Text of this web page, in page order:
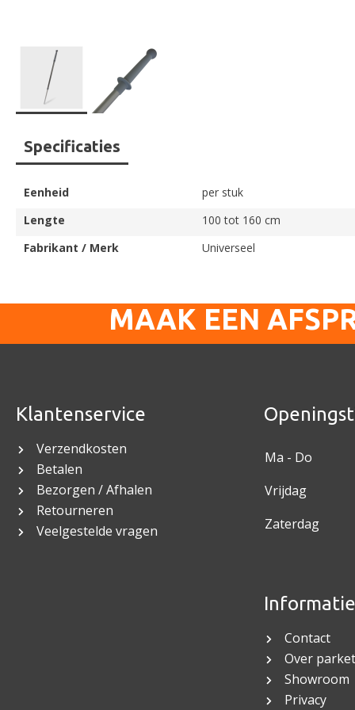
Ga
naar
het
begin
van
de
gallerij
Specificaties
Eenheid
per stuk
Lengte
100 tot 160 cm
Fabrikant / Merk
Universeel
MAAK EEN
Klantenservice
Verzendkosten
Betalen
Bezorgen / Afhalen
Retourneren
Veelgestelde vragen
Ma - Do
Vrijdag
Zaterdag
Informatie
Contact
Over
Showroom
Privacy